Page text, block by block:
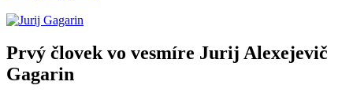
Prvý človek vo vesmíre Jurij Alexejevič
Gagarin